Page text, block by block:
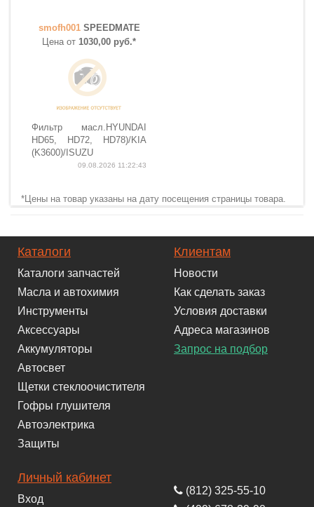
smofh001 SPEEDMATE
Цена от 1030,00 руб.*
Фильтр масл.HYUNDAI
HD65, HD72, HD78)/KIA
(K3600)/ISUZU
09.08.2026 11:22:43
*Цены на товар указаны на дату посещения страницы товара.
Каталоги
Каталоги запчастей
Масла и автохимия
Инструменты
Аксессуары
Аккумуляторы
Автосвет
Щетки стеклоочистителя
Гофры глушителя
Автоэлектрика
Защиты
Клиентам
Новости
Как сделать заказ
Условия доставки
Адреса магазинов
Запрос на подбор
Личный кабинет
Вход
(812) 325-55-10